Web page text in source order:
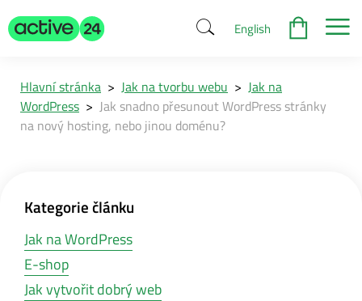
English
Hlavní stránka > Jak na tvorbu webu > Jak na
WordPress > Jak snadno přesunout WordPress stránky
na nový hosting, nebo jinou doménu?
Kategorie článku
Jak na WordPress
E-shop
Jak vytvořit dobrý web